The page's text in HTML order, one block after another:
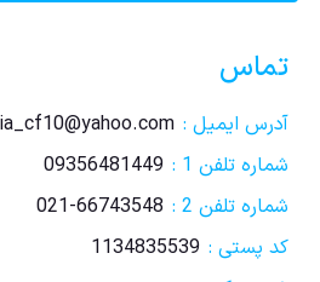
تماس
آدرس ایمیل :
شماره تلفن 1 :
09356481449
شماره تلفن 2 :
021-66743548
کد پستی : 1134835539